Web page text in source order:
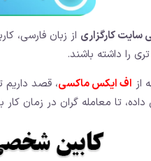
سایت کارگزاری از زبان فارسی،
را داشته باشند.
از اف ایکس ماکسی، قصد
تا معامله گران در زمان کار